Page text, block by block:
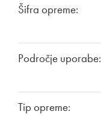
Šifra opreme:
Področje uporabe:
Tip opreme: